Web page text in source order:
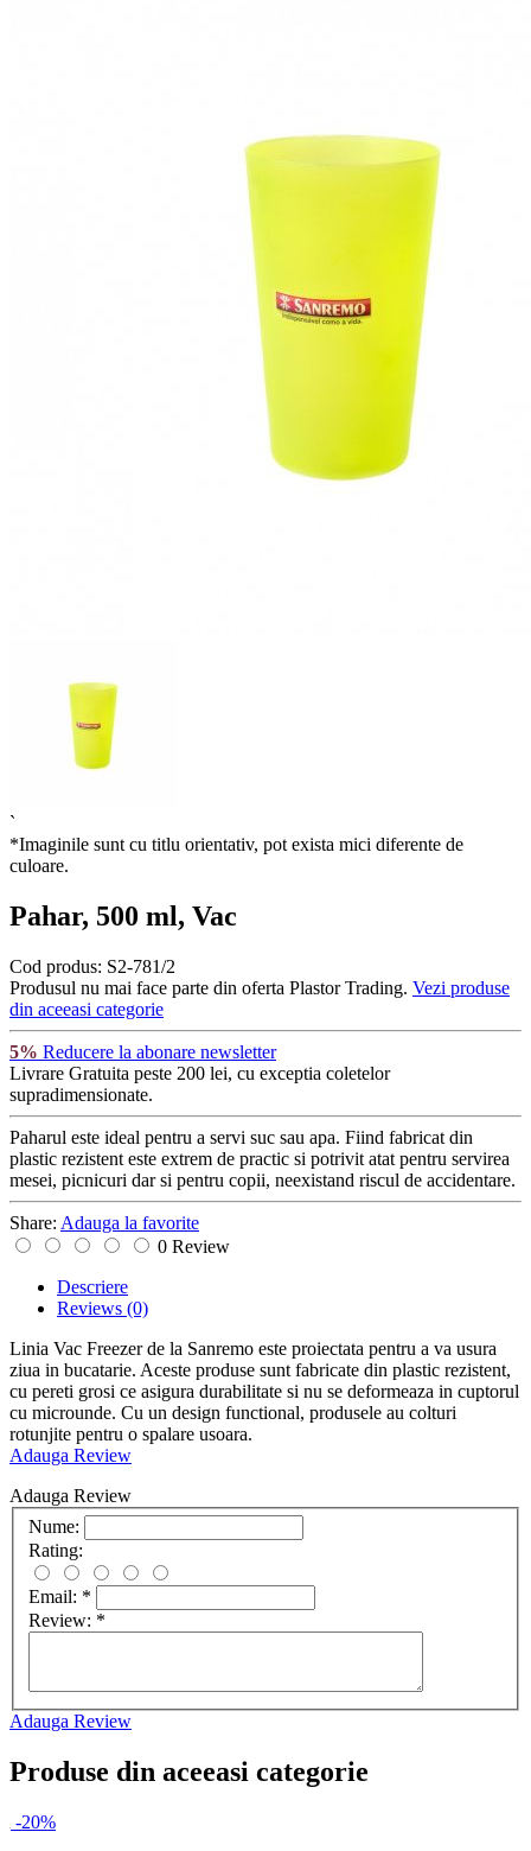
`
*Imaginile sunt cu titlu orientativ, pot exista mici diferente de
culoare.
Pahar, 500 ml, Vac
Cod produs: S2-781/2
Produsul nu mai face parte din oferta Plastor Trading. Vezi produse
din aceeasi categorie
5% Reducere la abonare newsletter
Livrare Gratuita peste 200 lei, cu exceptia coletelor
supradimensionate.
Paharul este ideal pentru a servi suc sau apa. Fiind fabricat din
plastic rezistent este extrem de practic si potrivit atat pentru servirea
mesei, picnicuri dar si pentru copii, neexistand riscul de accidentare.
Share: Adauga la favorite
0 Review
Descriere
Reviews (0)
Linia Vac Freezer de la Sanremo este proiectata pentru a va usura
ziua in bucatarie. Aceste produse sunt fabricate din plastic rezistent,
cu pereti grosi ce asigura durabilitate si nu se deformeaza in cuptorul
cu microunde. Cu un design functional, produsele au colturi
rotunjite pentru o spalare usoara.
Adauga Review
Adauga Review
Nume:
Rating:
Email: *
Review: *
Adauga Review
Produse din aceeasi categorie
-20%